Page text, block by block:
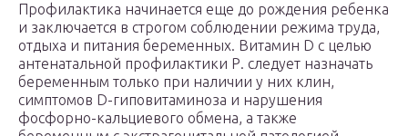
Профилактика начинается еще до рождения ребенка
и заключается в строгом соблюдении режима труда,
отдыха и питания беременных. Витамин D с целью
антенатальной профилактики Р. следует назначать
беременным только при наличии у них клин,
симптомов D-гиповитаминоза и нарушения
фосфорно-кальциевого обмена, а также